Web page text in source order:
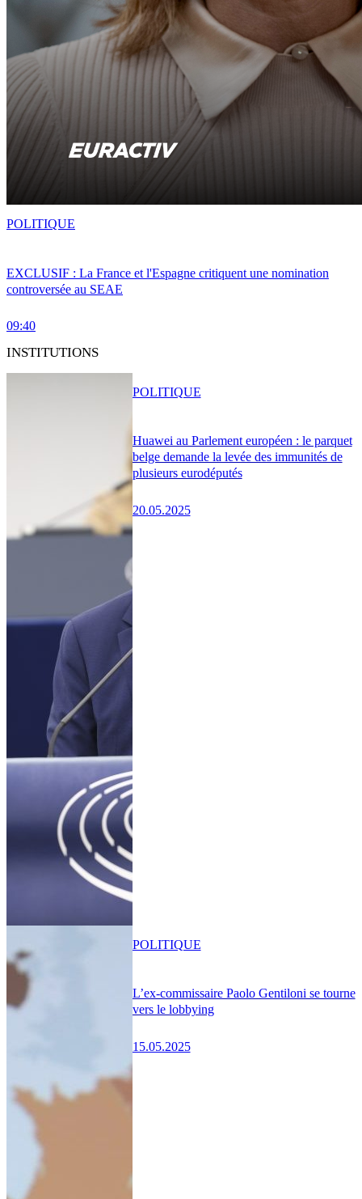
EXCLUSIF : La France et l'Espagne critiquent une nomination
controversée au SEAE
09:40
POLITIQUE
INSTITUTIONS
Huawei au Parlement européen : le parquet
belge demande la levée des immunités de
plusieurs eurodéputés
20.05.2025
POLITIQUE
L’ex-commissaire Paolo Gentiloni se tourne
vers le lobbying
15.05.2025
POLITIQUE